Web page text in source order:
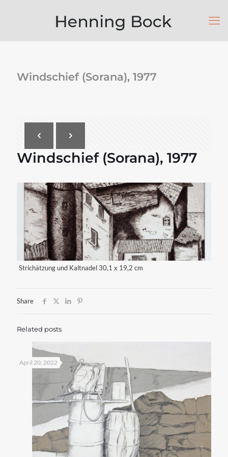
Windschief (Sorana), 1977
Windschief (Sorana), 1977
Strichätzung und Kaltnadel 30,1 x 19,2 cm
Share
Related posts
April 20, 2022